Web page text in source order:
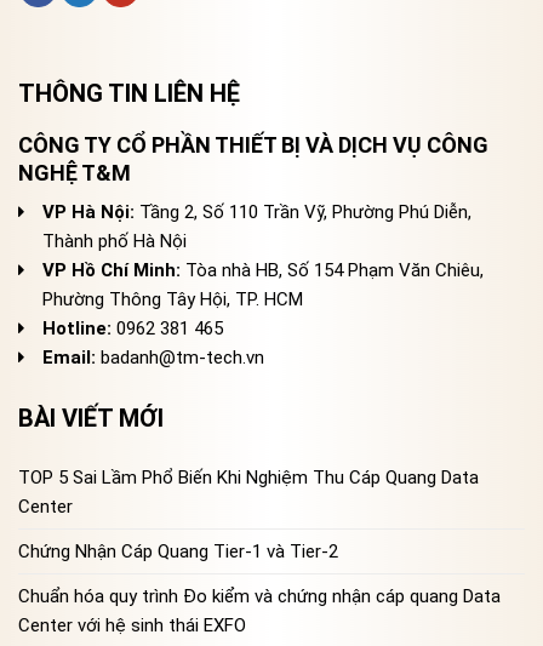
THÔNG TIN LIÊN HỆ
CÔNG TY CỔ PHẦN THIẾT BỊ VÀ DỊCH VỤ CÔNG
NGHỆ T&M
VP Hà Nội: Tầng 2, Số 110 Trần Vỹ, Phường Phú Diễn,
Thành phố Hà Nội
VP Hồ Chí Minh: Tòa nhà HB, Số 154 Phạm Văn Chiêu,
Phường Thông Tây Hội, TP. HCM
Hotline: 0962 381 465
Email: badanh@tm-tech.vn
BÀI VIẾT MỚI
TOP 5 Sai Lầm Phổ Biến Khi Nghiệm Thu Cáp Quang Data
Center
Chứng Nhận Cáp Quang Tier-1 và Tier-2
Chuẩn hóa quy trình Đo kiểm và chứng nhận cáp quang Data
Center với hệ sinh thái EXFO